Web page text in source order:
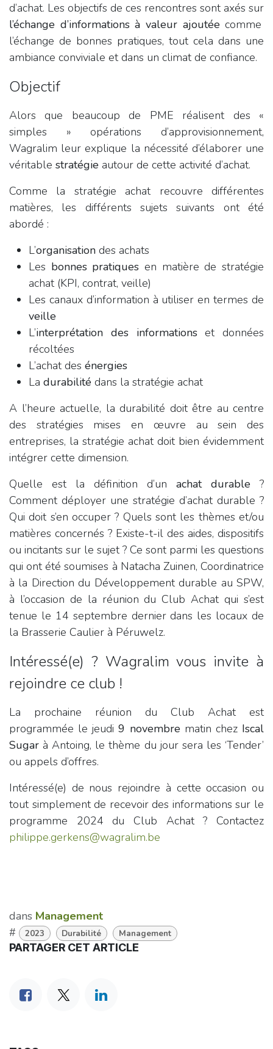
d’achat. Les objectifs de ces rencontres sont axés sur
l’échange d’informations à valeur ajoutée comme
l’échange de bonnes pratiques, tout cela dans une
ambiance conviviale et dans un climat de confiance.
Objectif
Alors que beaucoup de PME réalisent des «
simples » opérations d’approvisionnement,
Wagralim leur explique la nécessité d’élaborer une
véritable stratégie autour de cette activité d’achat.
Comme la stratégie achat recouvre différentes
matières, les différents sujets suivants ont été
abordé :
L’organisation des achats
Les bonnes pratiques en matière de stratégie
achat (KPI, contrat, veille)
Les canaux d’information à utiliser en termes de
veille
L’interprétation des informationset données
récoltées
L’achat des énergies
La durabilité dans la stratégie achat
A l’heure actuelle, la durabilité doit être au centre
des stratégies mises en œuvre au sein des
entreprises, la stratégie achat doit bien évidemment
intégrer cette dimension.
Quelle est la définition d’un achat durable ?
Comment déployer une stratégie d’achat durable ?
Qui doit s’en occuper ? Quels sont les thèmes et/ou
matières concernés ? Existe-t-il des aides, dispositifs
ou incitants sur le sujet ? Ce sont parmi les questions
qui ont été soumises à Natacha Zuinen, Coordinatrice
à la Direction du Développement durable au SPW,
à l’occasion de la réunion du Club Achat qui s’est
tenue le 14 septembre dernier dans les locaux de
la Brasserie Caulier à Péruwelz.
Intéressé(e) ? Wagralim vous invite à
rejoindre ce club !
La prochaine réunion du Club Achat est
programmée le jeudi9 novembre matin chez Iscal
Sugar à Antoing, le thème du jour sera les ‘Tender’
ou appels d’offres.
Intéressé(e) de nous rejoindre à cette occasion ou
tout simplement de recevoir des informations sur le
programme 2024 du Club Achat ? Contactez
philippe.gerkens@wagralim.be
dans Management
#
2023 Durabilité Management
PARTAGER CET ARTICLE